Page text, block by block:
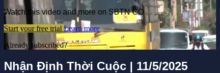
Watch this video and more on SBTN GO
Start your free trial Learn more
Already subscribed?Sign in
Nhận Định Thời Cuộc | 11/5/2025